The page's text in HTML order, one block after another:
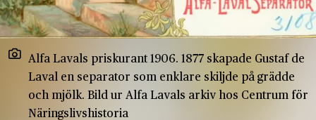
Alfa Lavals priskurant 1906. 1877 skapade Gustaf de
Laval en separator som enklare skiljde på grädde
och mjölk. Bild ur Alfa Lavals arkiv hos Centrum för
Näringslivshistoria